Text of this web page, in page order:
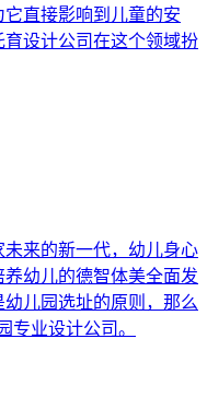
直接影响到儿童的安
设计公司在这个领域扮
来的新一代，幼儿身心
幼儿的德智体美全面发
儿园选址的原则，那么
专业设计公司。